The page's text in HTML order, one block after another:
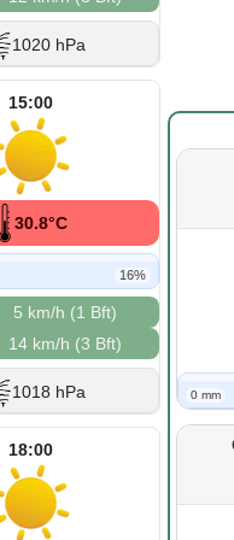
1020 hPa
15:00
30.8°C
16%
5 km/h (1 Bft)
14 km/h (3 Bft)
1018 hPa
18:00
0 mm